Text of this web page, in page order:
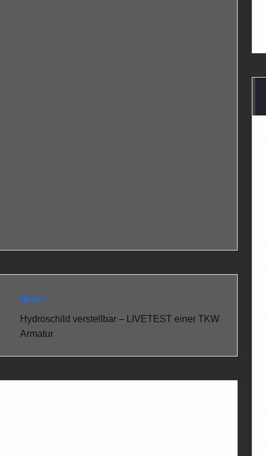
Next:
Hydroschild verstellbar – LIVETEST einer TKW
Armatur